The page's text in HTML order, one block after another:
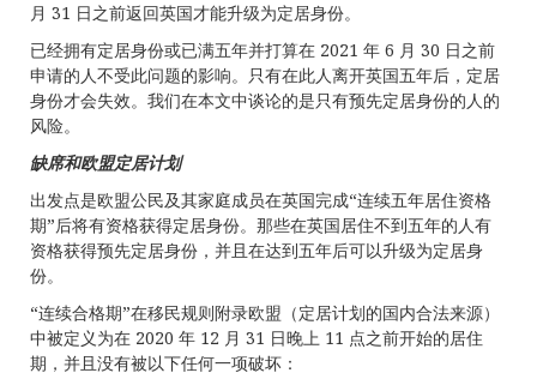
月 31 日之前返回英国才能升级为定居身份。
已经拥有定居身份或已满五年并打算在 2021 年 6 月 30 日之前
申请的人不受此问题的影响。只有在此人离开英国五年后，定居
身份才会失效。我们在本文中谈论的是只有预先定居身份的人的
风险。
缺席和欧盟定居计划
出发点是欧盟公民及其家庭成员在英国完成“连续五年居住资格
期”后将有资格获得定居身份。那些在英国居住不到五年的人有
资格获得预先定居身份，并且在达到五年后可以升级为定居身
份。
“连续合格期”在移民规则附录欧盟（定居计划的国内合法来源）
中被定义为在 2020 年 12 月 31 日晚上 11 点之前开始的居住
期，并且没有被以下任何一项破坏：